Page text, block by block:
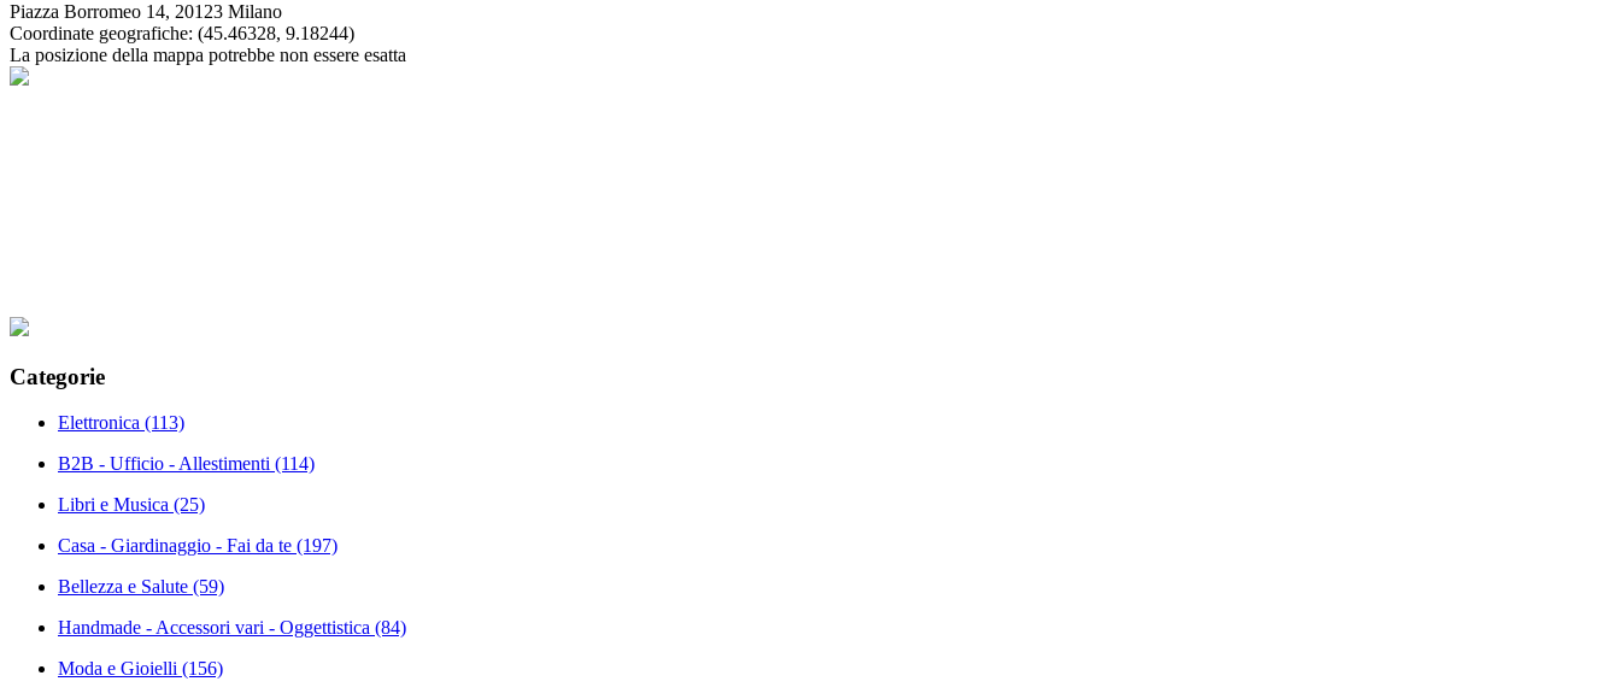
Piazza Borromeo 14, 20123 Milano
Coordinate geografiche: (45.46328, 9.18244)
La posizione della mappa potrebbe non essere esatta
Categorie
Elettronica (113)
B2B - Ufficio - Allestimenti (114)
Libri e Musica (25)
Casa - Giardinaggio - Fai da te (197)
Bellezza e Salute (59)
Handmade - Accessori vari - Oggettistica (84)
Moda e Gioielli (156)